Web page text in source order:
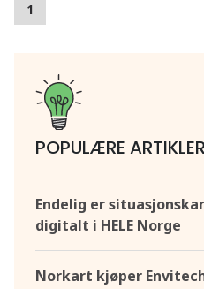
1
POPULÆRE ARTIKLER
Endelig er
digitalt i HELE Norge
Norkart kjøper